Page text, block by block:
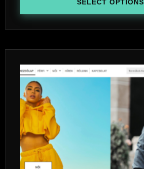
SELECT OPTIONS